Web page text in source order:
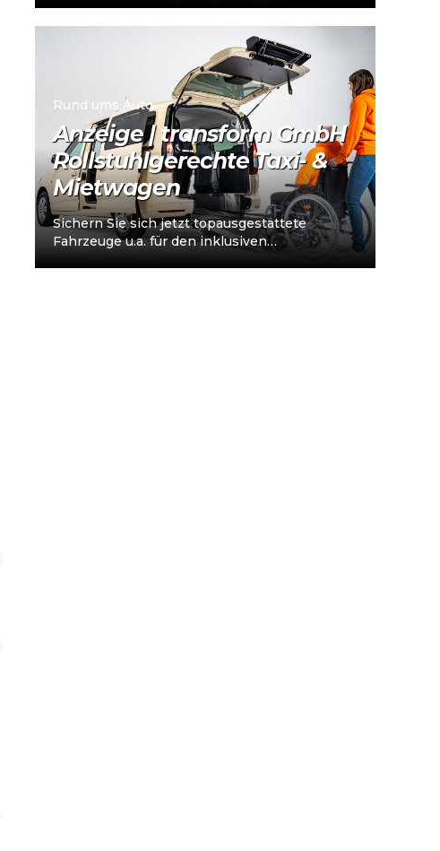
Rund ums Auto
Anzeige | transform GmbH
Rollstuhlgerechte Taxi- &
Mietwagen
Sichern Sie sich jetzt topausgestattete
Fahrzeuge u.a. für den inklusiven